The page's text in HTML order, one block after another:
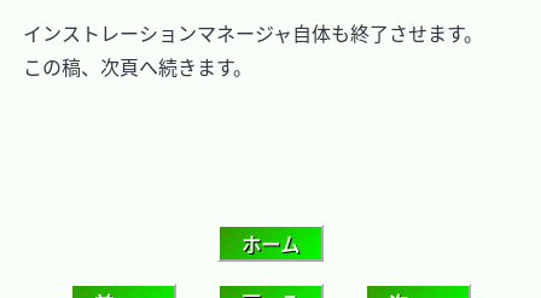
インストレーションマネージャ自体も終了させます。
この稿、次頁へ続きます。